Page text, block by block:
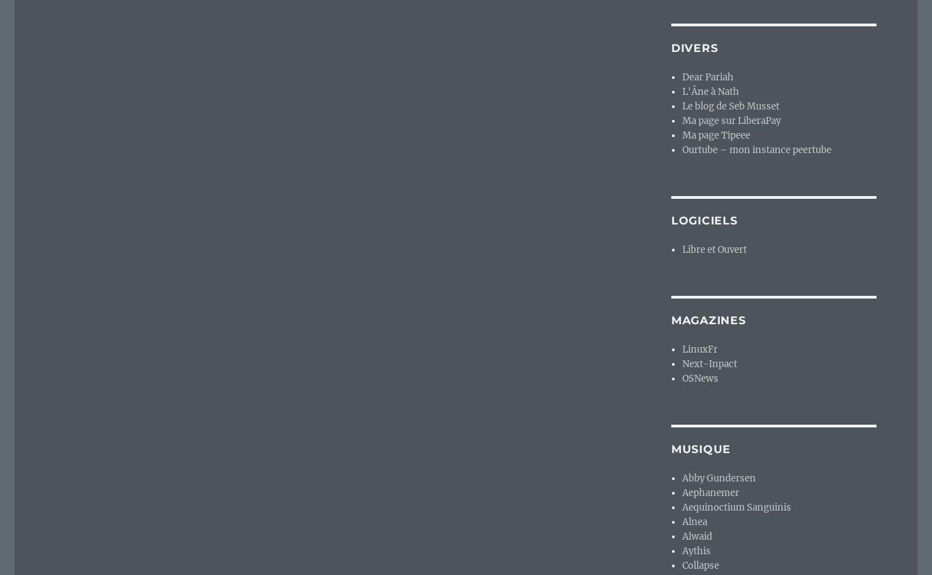
DIVERS
Dear Pariah
L'Âne à Nath
Le blog de Seb Musset
Ma page sur LiberaPay
Ma page Tipeee
Ourtube – mon instance peertube
LOGICIELS
Libre et Ouvert
MAGAZINES
LinuxFr
Next-Inpact
OSNews
MUSIQUE
Abby Gundersen
Aephanemer
Aequinoctium Sanguinis
Alnea
Alwaid
Aythis
Collapse